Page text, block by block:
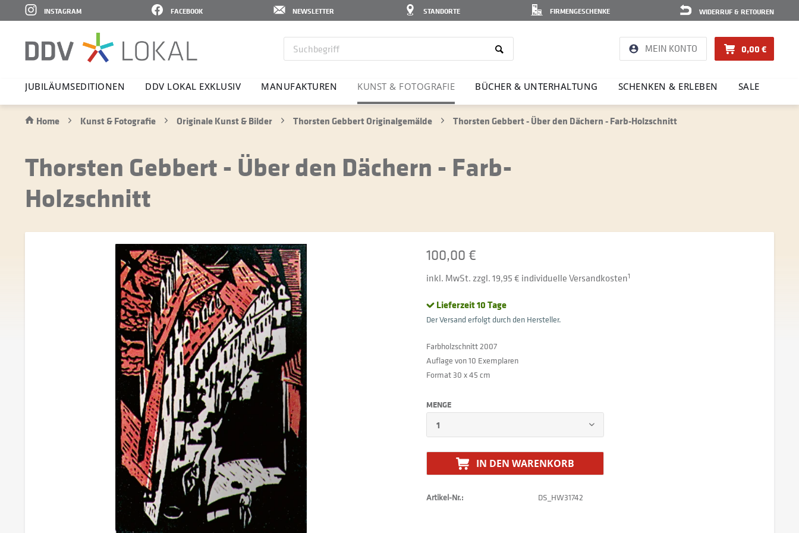
WIDERRUF & RETOUREN
FIRMENGESCHENKE
STANDORTE
NEWSLETTER
FACEBOOK
INSTAGRAM
MEIN KONTO 0,00 €
JUBI­LÄ­UMS­E­DI­TIONEN DDV LOKAL EXKLUSIV MANU­FAK­TUREN KUNST & FOTO­GRAFIE BÜCHER & UNTER­HAL­TUNG SCHENKEN & ERLEBEN SALE
Home Kunst & Fotografie Originale Kunst & Bilder Thorsten Gebbert Originalgemälde Thorsten Gebbert - Über den Dächern - Farb-Holzschnitt
Thorsten Gebbert - Über den Dächern - Farb-
Holzschnitt
100,00 €
inkl. MwSt. zzgl. 19,95 € individuelle Versandkosten1
Lieferzeit 10 Tage
Der Versand erfolgt durch den Hersteller.
Farbholzschnitt 2007
Auflage von 10 Exemplaren
Format 30 x 45 cm
MENGE
IN DEN WARENKORB
Artikel-Nr.: DS_HW31742